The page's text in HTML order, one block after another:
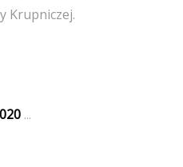
Krupniczej.
...